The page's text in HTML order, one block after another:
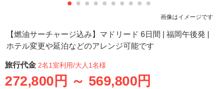
画像はイメージです
【燃油サーチャージ込み】マドリード 6日間 | 福岡午後発 |
ホテル変更や延泊などのアレンジ可能です
旅行代金 2名1室利用/大人1名様
272,800円 ～ 569,800円